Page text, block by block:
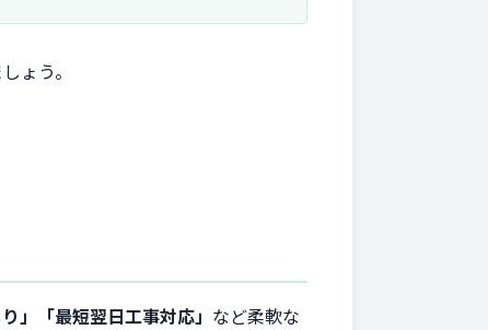
ょう。
」「最短翌日工事対応」 など柔軟な